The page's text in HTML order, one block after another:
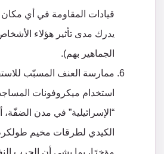
قيادات المقاومة في أي مكان
يدرك مدى تأثير هؤلاء
الجماهير بهم).
ممارسة العنف المسبّب
استخدام ميكروفونات المساجد
“الإسرائيلية” في مدن
الكيدي لطرقات مخيم
مؤخرًا، بما يشي أن الحرب